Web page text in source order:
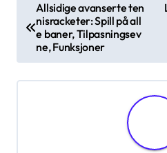
o
Allsidige avanserte ten
nisracketer: Spill på all
e baner, Tilpasningsev
ne, Funksjoner